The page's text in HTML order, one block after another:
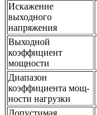
Искажение
выходного
напряжения
Выходной
коэффициент
мощности
Диапазон
коэффициента мощ-
ности нагрузки
Допустимая